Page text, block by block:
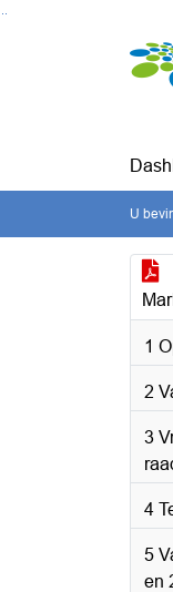
Ga naar de inhoud
U
1
2
3
4
5
en